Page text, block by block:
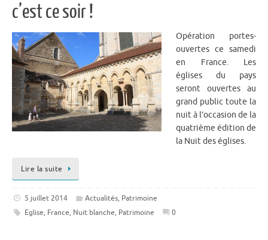
c’est ce soir !
Opération portes-
ouvertes ce samedi
en France. Les
églises du pays
seront ouvertes au
grand public toute la
nuit à l’occasion de la
quatrième édition de
la Nuit des églises.
Lire la suite
5 juillet 2014 Actualités, Patrimoine
Eglise, France, Nuit blanche, Patrimoine 0